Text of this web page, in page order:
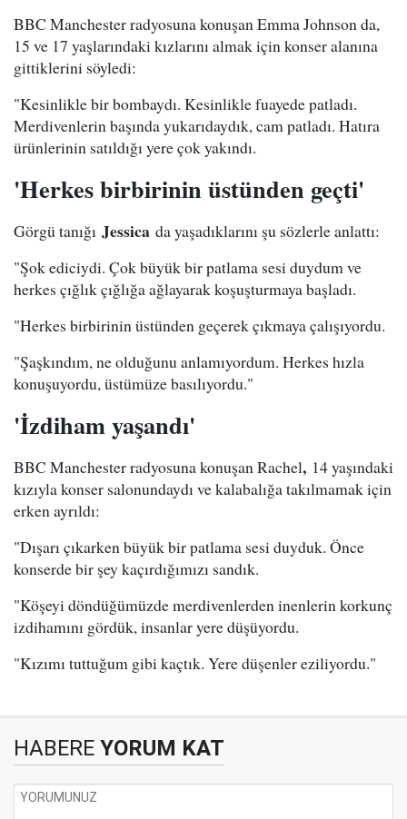
BBC Manchester radyosuna konuşan Emma Johnson da,
15 ve 17 yaşlarındaki kızlarını almak için konser alanına
gittiklerini söyledi:
"Kesinlikle bir bombaydı. Kesinlikle fuayede patladı.
Merdivenlerin başında yukarıdaydık, cam patladı. Hatıra
ürünlerinin satıldığı yere çok yakındı.
'Herkes birbirinin üstünden geçti'
Görgü tanığı Jessica da yaşadıklarını şu sözlerle anlattı:
"Şok ediciydi. Çok büyük bir patlama sesi duydum ve
herkes çığlık çığlığa ağlayarak koşuşturmaya başladı.
"Herkes birbirinin üstünden geçerek çıkmaya çalışıyordu.
"Şaşkındım, ne olduğunu anlamıyordum. Herkes hızla
konuşuyordu, üstümüze basılıyordu."
'İzdiham yaşandı'
BBC Manchester radyosuna konuşan Rachel, 14 yaşındaki
kızıyla konser salonundaydı ve kalabalığa takılmamak için
erken ayrıldı:
"Dışarı çıkarken büyük bir patlama sesi duyduk. Önce
konserde bir şey kaçırdığımızı sandık.
"Köşeyi döndüğümüzde merdivenlerden inenlerin korkunç
izdihamını gördük, insanlar yere düşüyordu.
"Kızımı tuttuğum gibi kaçtık. Yere düşenler eziliyordu."
HABERE YORUM KAT